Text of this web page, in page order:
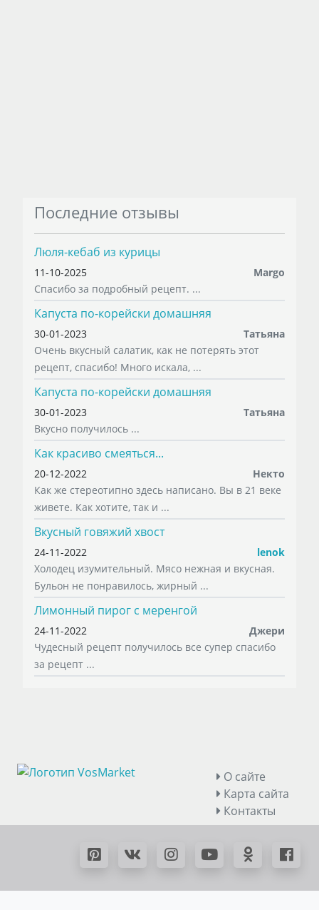
Последние отзывы
Люля-кебаб из курицы
11-10-2025
Margo
Спасибо за подробный рецепт. ...
Капуста по-корейски домашняя
30-01-2023
Татьяна
Очень вкусный салатик, как не потерять этот
рецепт, спасибо! Много искала, ...
Капуста по-корейски домашняя
30-01-2023
Татьяна
Вкусно получилось ...
Как красиво смеяться...
20-12-2022
Некто
Как же стереотипно здесь написано. Вы в 21 веке
живете. Как хотите, так и ...
Вкусный говяжий хвост
24-11-2022
lenok
Холодец изумительный. Мясо нежная и вкусная.
Бульон не понравилось, жирный ...
Лимонный пирог с меренгой
24-11-2022
Джери
Чудесный рецепт получилось все супер спасибо
за рецепт ...
О сайте
Карта сайта
Контакты